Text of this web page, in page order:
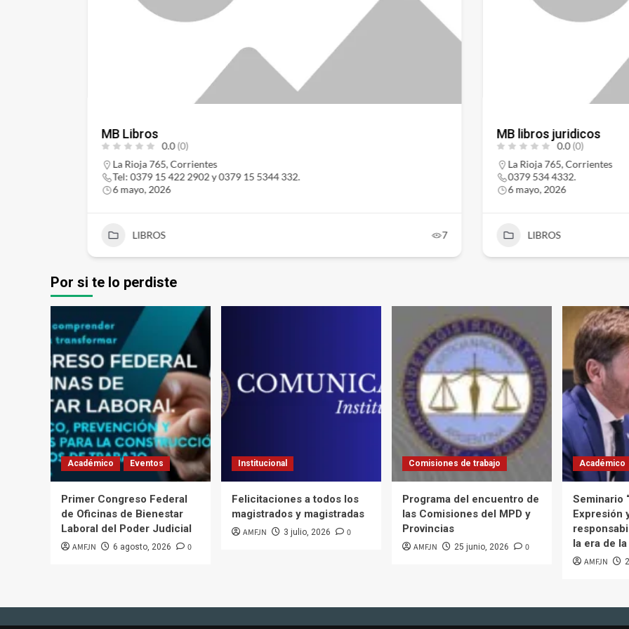
MB Libros
0.0 (0)
La Rioja 765, Corrientes
Tel: 0379 15 422 2902 y 0379 15 5344 332.
6 mayo, 2026
LIBROS 7
MB libros juridicos
0.0 (0)
La Rioja 765, Corrientes
0379 534 4332.
6 mayo, 2026
LIBROS
Por si te lo perdiste
Académico Eventos
Primer Congreso Federal
de Oficinas de Bienestar
Laboral del Poder Judicial
AMFJN 6 agosto, 2026 0
Institucional
Felicitaciones a todos los
magistrados y magistradas
AMFJN 3 julio, 2026 0
Comisiones de trabajo
Programa del encuentro de
las Comisiones del MPD y
Provincias
AMFJN 25 junio, 2026 0
Académico
Seminario
Expresión
la era de
AMFJN